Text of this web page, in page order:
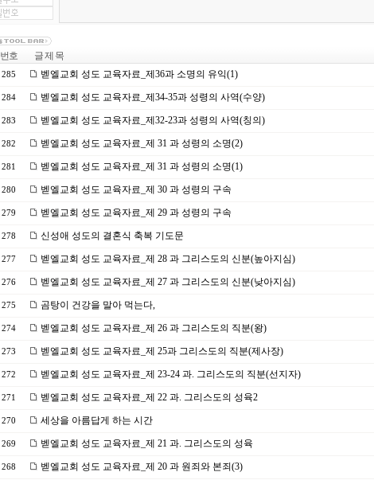
번호 글 제 목
285 벧엘교회 성도 교육자료_제36과 소명의 유익(1)
284 벧엘교회 성도 교육자료_제34-35과 성령의 사역(수양)
283 벧엘교회 성도 교육자료_제32-23과 성령의 사역(칭의)
282 벧엘교회 성도 교육자료_제 31 과 성령의 소명(2)
281 벧엘교회 성도 교육자료_제 31 과 성령의 소명(1)
280 벧엘교회 성도 교육자료_제 30 과 성령의 구속
279 벧엘교회 성도 교육자료_제 29 과 성령의 구속
278 신성애 성도의 결혼식 축복 기도문
277 벧엘교회 성도 교육자료_제 28 과 그리스도의 신분(높아지심)
276 벧엘교회 성도 교육자료_제 27 과 그리스도의 신분(낮아지심)
275 곰탕이 건강을 말아 먹는다,
274 벧엘교회 성도 교육자료_제 26 과 그리스도의 직분(왕)
273 벧엘교회 성도 교육자료_제 25과 그리스도의 직분(제사장)
272 벧엘교회 성도 교육자료_제 23-24 과. 그리스도의 직분(선지자)
271 벧엘교회 성도 교육자료_제 22 과. 그리스도의 성육2
270 세상을 아름답게 하는 시간
269 벧엘교회 성도 교육자료_제 21 과. 그리스도의 성육
268 벧엘교회 성도 교육자료_제 20 과 원죄와 본죄(3)